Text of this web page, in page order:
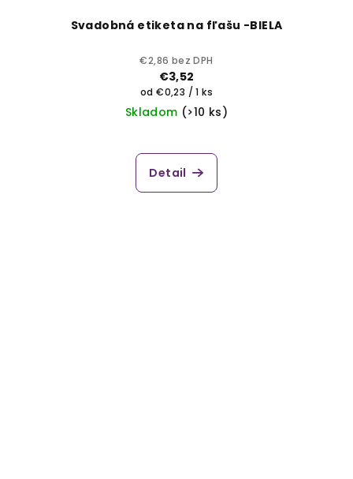
Svadobná etiketa na fľašu -BIELA
€2,86 bez DPH
€3,52
Jednotková
cena:
od €0,23 / 1 ks
Skladom (>10 ks)
Detail